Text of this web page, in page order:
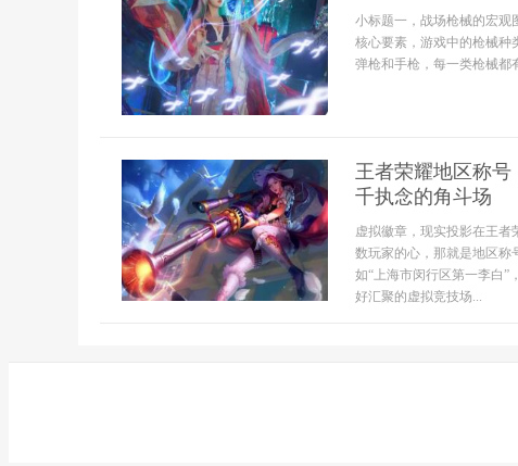
小标题一，战场枪械的宏观
核心要素，游戏中的枪械种
弹枪和手枪，每一类枪械都
王者荣耀地区称
千执念的角斗场
虚拟徽章，现实投影在王
数玩家的心，那就是地区称
如“上海市闵行区第一李白”
好汇聚的虚拟竞技场...